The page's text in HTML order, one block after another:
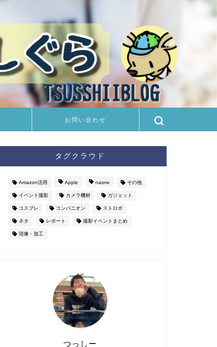
お問い合わせ
タグクラウド
Amazon活用 Apple nasne その他
イベント撮影 カメラ機材 ガジェット
コスプレ コンパニオン ストロボ
ネタ レポート 撮影イベントまとめ
現像・加工
つっしー